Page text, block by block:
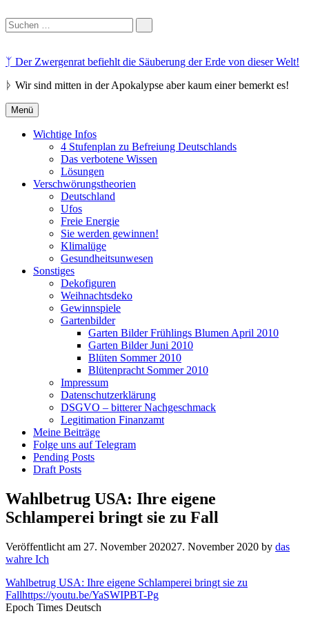
Suchen
nach:
Suchen
springen
ᛉ Der Zwergenrat befiehlt die Säuberung der Erde von dieser Welt!
ᚦ Wir sind mitten in der Apokalypse aber kaum einer bemerkt es!
Menü
Wichtige Infos
4 Stufenplan zu Befreiung Deutschlands
Das verbotene Wissen
Lösungen
Verschwörungstheorien
Deutschland
Ufos
Freie Energie
Sie werden gewinnen!
Klimalüge
Gesundheitsunwesen
Sonstiges
Dekofiguren
Weihnachtsdeko
Gewinnspiele
Gartenbilder
Garten Bilder Frühlings Blumen April 2010
Garten Bilder Juni 2010
Blüten Sommer 2010
Blütenpracht Sommer 2010
Impressum
Datenschutzerklärung
DSGVO – bitterer Nachgeschmack
Legitimation Finanzamt
Meine Beiträge
Folge uns auf Telegram
Pending Posts
Draft Posts
Wahlbetrug USA: Ihre eigene
Schlamperei bringt sie zu Fall
Veröffentlicht am 27. November 202027. November 2020 by das
wahre Ich
Wahlbetrug USA: Ihre eigene Schlamperei bringt sie zu
Fallhttps://youtu.be/YaSWIPBT-Pg
Epoch Times Deutsch